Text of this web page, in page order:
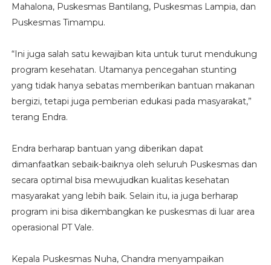
Mahalona, Puskesmas Bantilang, Puskesmas Lampia, dan
Puskesmas Timampu.
“Ini juga salah satu kewajiban kita untuk turut mendukung
program kesehatan. Utamanya pencegahan stunting
yang tidak hanya sebatas memberikan bantuan makanan
bergizi, tetapi juga pemberian edukasi pada masyarakat,”
terang Endra.
Endra berharap bantuan yang diberikan dapat
dimanfaatkan sebaik-baiknya oleh seluruh Puskesmas dan
secara optimal bisa mewujudkan kualitas kesehatan
masyarakat yang lebih baik. Selain itu, ia juga berharap
program ini bisa dikembangkan ke puskesmas di luar area
operasional PT Vale.
Kepala Puskesmas Nuha, Chandra menyampaikan